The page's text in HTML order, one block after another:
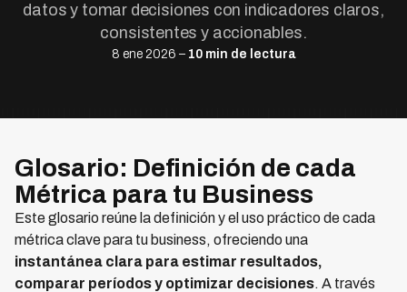
datos y tomar decisiones con indicadores claros,
consistentes y accionables.
8 ene 2026 – 10 min de lectura
Glosario: Definición de cada
Métrica para tu Business
Este glosario reúne la definición y el uso práctico de cada
métrica clave para tu business, ofreciendo una
instantánea clara para estimar resultados,
comparar períodos y optimizar decisiones. A través